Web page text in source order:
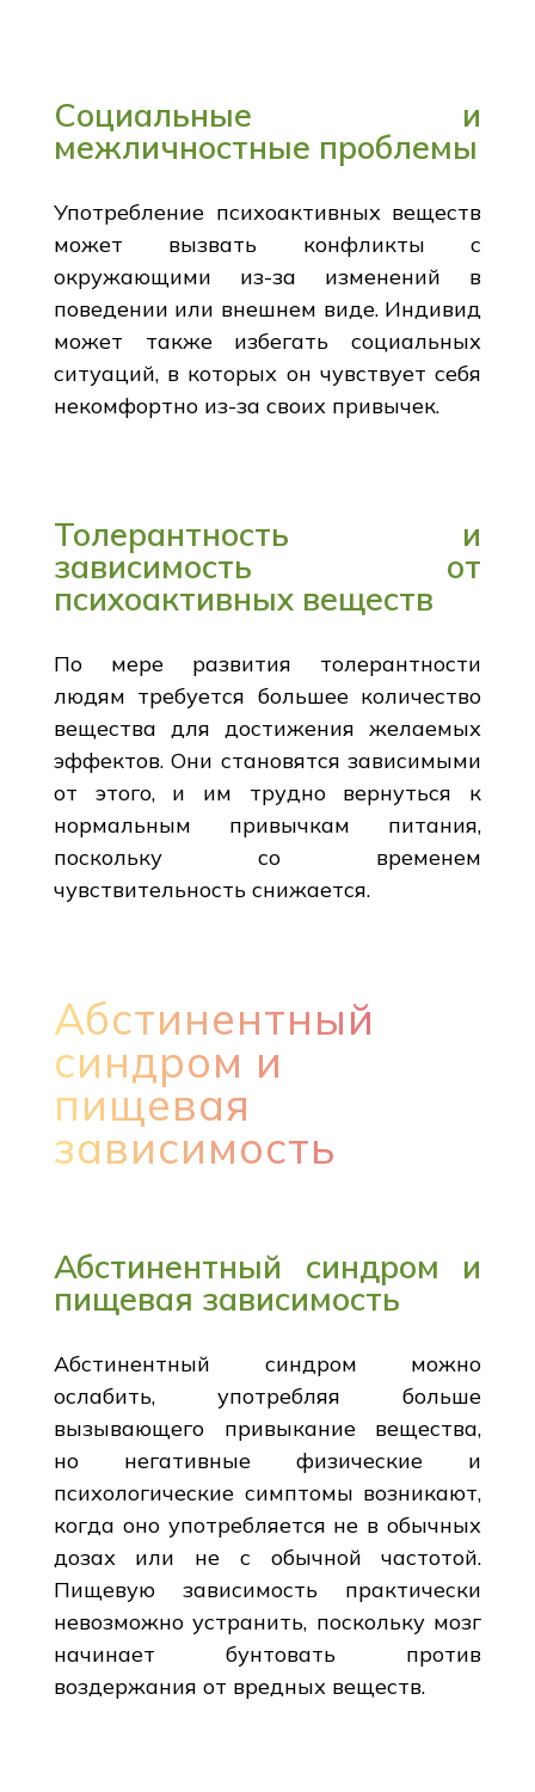
Социальные и
межличностные проблемы
Употребление психоактивных веществ
может вызвать конфликты с
окружающими из-за изменений в
поведении или внешнем виде. Индивид
может также избегать социальных
ситуаций, в которых он чувствует себя
некомфортно из-за своих привычек.
Толерантность и
зависимость от
психоактивных веществ
По мере развития толерантности
людям требуется большее количество
вещества для достижения желаемых
эффектов. Они становятся зависимыми
от этого, и им трудно вернуться к
нормальным привычкам питания,
поскольку со временем
чувствительность снижается.
Абстинентный
синдром и
пищевая
зависимость
Абстинентный синдром и
пищевая зависимость
Абстинентный синдром можно
ослабить, употребляя больше
вызывающего привыкание вещества,
но негативные физические и
психологические симптомы возникают,
когда оно употребляется не в обычных
дозах или не с обычной частотой.
Пищевую зависимость практически
невозможно устранить, поскольку мозг
начинает бунтовать против
воздержания от вредных веществ.